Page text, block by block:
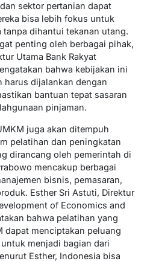
sektor pertanian dapat
bisa lebih fokus untuk
tanpa dihantui tekanan utang.
penting oleh berbagai pihak,
Utama Bank Rakyat
bahwa kebijakan ini
harus dijalankan dengan
bantuan tepat sasaran
pinjaman.
juga akan ditempuh
pelatihan dan peningkatan
dirancang oleh pemerintah di
mencakup berbagai
bisnis, pemasaran,
Esther Sri Astuti, Direktur
of Economics and
bahwa pelatihan yang
dapat menciptakan peluang
menjadi bagian dari
Esther, Indonesia bisa